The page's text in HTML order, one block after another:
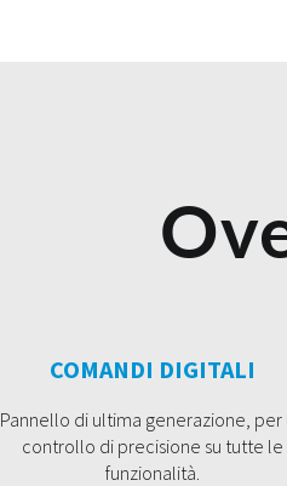
COMANDI DIGITALI
Pannello di ultima generazione, per
controllo di precisione su tutte le
funzionalità.